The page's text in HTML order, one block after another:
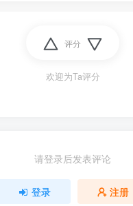
评分
欢迎为Ta评分
请登录后发表评论
登录 注册